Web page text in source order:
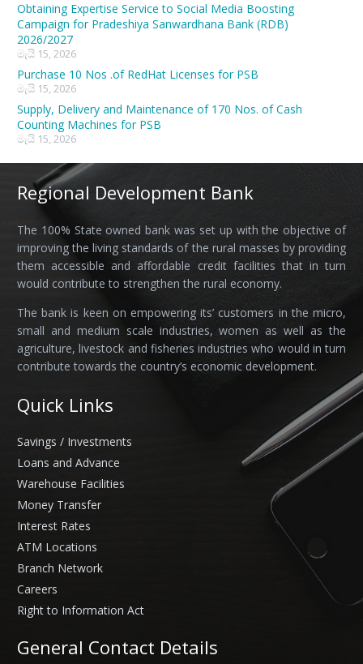
Obtaining Expertise Service to Social Media Boosting
Campaign for Pradeshiya Sanwardhana Bank (RDB)
2026/2027
මැයි 15, 2026
Purchase 10 Nos .of RedHat Licenses for PSB
මැයි 15, 2026
Supply, Delivery and Maintenance of 170 Nos. of Cash
Counting Machines for PSB
මැයි 15, 2026
Regional Development Bank
The 100% State owned bank was set up with the objective of
improving the living standards of the rural masses by providing
them accessible and affordable credit facilities that in turn
would contribute to strengthen the rural economy.
The bank is keen on empowering its’ customers in the micro,
small and medium scale industries, women as well as the
agriculture, livestock and fisheries industries who would in turn
contribute towards the country’s economic development.
Quick Links
Savings / Investments
Loans and Advance
Warehouse Facilities
Money Transfer
Interest Rates
ATM Locations
Branch Network
Careers
Right to Information Act
General Contact Details